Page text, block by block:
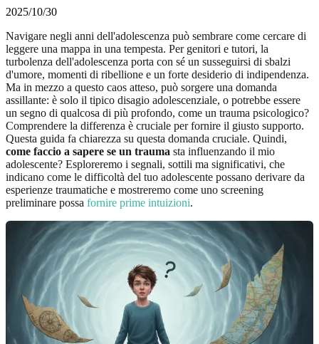
2025/10/30
Navigare negli anni dell'adolescenza può sembrare come cercare di
leggere una mappa in una tempesta. Per genitori e tutori, la
turbolenza dell'adolescenza porta con sé un susseguirsi di sbalzi
d'umore, momenti di ribellione e un forte desiderio di indipendenza.
Ma in mezzo a questo caos atteso, può sorgere una domanda
assillante: è solo il tipico disagio adolescenziale, o potrebbe essere
un segno di qualcosa di più profondo, come un trauma psicologico?
Comprendere la differenza è cruciale per fornire il giusto supporto.
Questa guida fa chiarezza su questa domanda cruciale. Quindi,
come faccio a sapere se un trauma sta influenzando il mio
adolescente? Esploreremo i segnali, sottili ma significativi, che
indicano come le difficoltà del tuo adolescente possano derivare da
esperienze traumatiche e mostreremo come uno screening
preliminare possa fornire prime intuizioni.